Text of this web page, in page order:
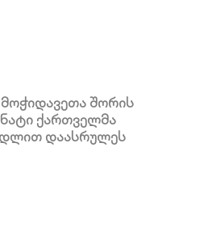
შორის
ქართველმა
დაასრულეს